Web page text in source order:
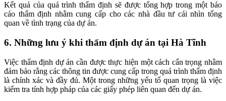
Kết quả của quá trình thẩm định sẽ được tổng hợp trong một báo
cáo thẩm định nhằm cung cấp cho các nhà đầu tư cái nhìn tổng
quan về tình trạng của dự án.
6. Những lưu ý khi thẩm định dự án tại Hà Tĩnh
Việc thẩm định dự án cần được thực hiện một cách cẩn trọng nhằm
đảm bảo rằng các thông tin được cung cấp trong quá trình thẩm định
là chính xác và đầy đủ. Một trong những yếu tố quan trọng là việc
kiểm tra tính hợp pháp của các giấy phép liên quan đến dự án.